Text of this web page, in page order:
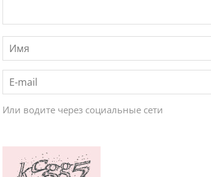
Или водите через социальные сети